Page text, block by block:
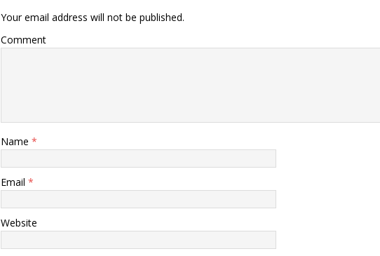
Your email address will not be published.
Comment
Name *
Email *
Website